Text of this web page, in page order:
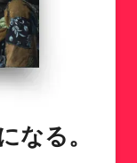
なる。